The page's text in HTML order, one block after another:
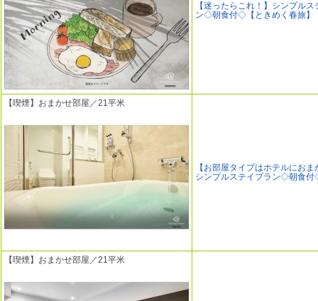
【迷ったらこれ！】シンプルス
ン◇朝食付◇【ときめく春旅】
【喫煙】おまかせ部屋／21平米
【お部屋タイプはホテルにおま
シンプルステイプラン◇朝食
【喫煙】おまかせ部屋／21平米